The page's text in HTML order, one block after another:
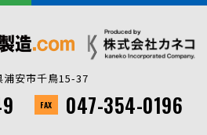
安市千鳥15-37
FAX 047-354-0196